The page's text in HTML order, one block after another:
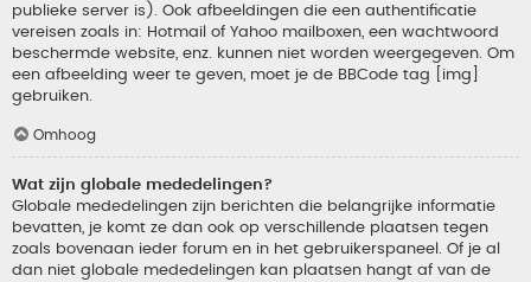
publieke server is). Ook afbeeldingen die een authentificatie
vereisen zoals in: Hotmail of Yahoo mailboxen, een wachtwoord
beschermde website, enz. kunnen niet worden weergegeven. Om
een afbeelding weer te geven, moet je de BBCode tag [img]
gebruiken.
Omhoog
Wat zijn globale mededelingen?
Globale mededelingen zijn berichten die belangrijke informatie
bevatten, je komt ze dan ook op verschillende plaatsen tegen
zoals bovenaan ieder forum en in het gebruikerspaneel. Of je al
dan niet globale mededelingen kan plaatsen hangt af van de